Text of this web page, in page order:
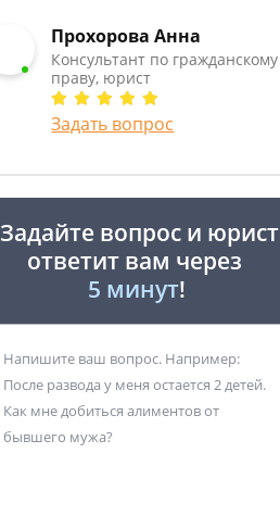
Прохорова Анна
Консультант по гражданскому
праву, юрист
Задать вопрос
Задайте вопрос и юрист
ответит вам через
5 минут!